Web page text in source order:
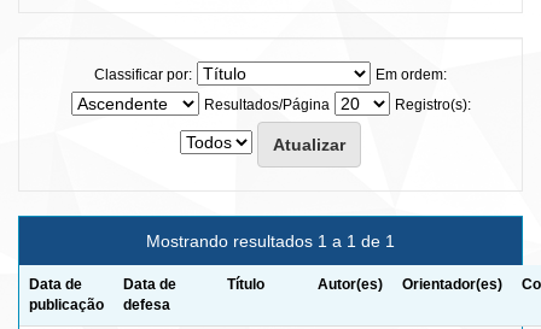
Classificar por:
Em ordem:
Resultados/Página
Registro(s):
Mostrando resultados 1 a 1 de 1
Data de
publicação
Data de
defesa
Título Autor(es) Orientador(es)